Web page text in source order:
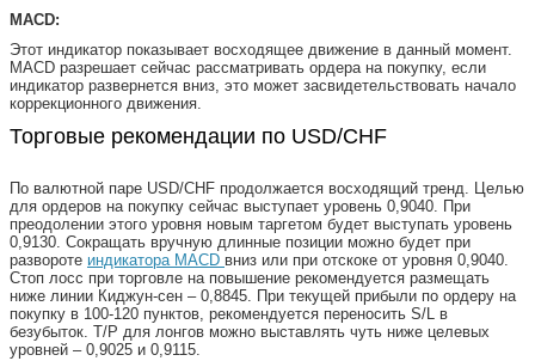
MACD:
Этот индикатор показывает восходящее движение в данный момент.
MACD разрешает сейчас рассматривать ордера на покупку, если
индикатор развернется вниз, это может засвидетельствовать начало
коррекционного движения.
Торговые рекомендации по USD/CHF
По валютной паре USD/CHF продолжается восходящий тренд. Целью
для ордеров на покупку сейчас выступает уровень 0,9040. При
преодолении этого уровня новым таргетом будет выступать уровень
0,9130. Сокращать вручную длинные позиции можно будет при
развороте индикатора MACD вниз или при отскоке от уровня 0,9040.
Стоп лосс при торговле на повышение рекомендуется размещать
ниже линии Киджун-сен – 0,8845. При текущей прибыли по ордеру на
покупку в 100-120 пунктов, рекомендуется переносить S/L в
безубыток. T/P для лонгов можно выставлять чуть ниже целевых
уровней – 0,9025 и 0,9115.